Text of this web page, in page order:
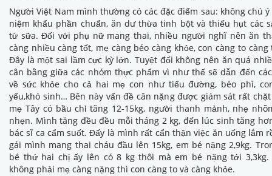
Người Việt Nam mình thường có các đặc điểm sau: không chú
niệm khẩu phần chuẩn, ăn dư thừa tinh bột và thiếu hụt các
từ sữa. Đối với phụ nữ mang thai, nhiều người nghĩ nên ăn
càng nhiều càng tốt, mẹ càng béo càng khỏe, con càng to càng
Đây là một sai lầm cực kỳ lớn. Tuyệt đối không nên ăn quá
cân bằng giữa các nhóm thực phẩm vì như thế sẽ dẫn đến
về sức khỏe cho cả hai mẹ con như tiểu đường, béo phì,
yếu,khó sinh… Bên này vấn đề cân nặng được giám sát rất chặt
mẹ Tây có bầu chỉ tăng 12-15kg, người thanh mảnh, nhẹ
nhẹn. Mình tăng đều đều mỗi tháng 2 kg, đến lúc sinh tăng
bác sĩ ca cẩm suốt. Đấy là mình rất cẩn thận việc ăn uống lắm
gái mình mang thai cháu đầu lên 15kg, em bé nặng 2,9kg.
bé thứ hai chị ấy lên có 8 kg thôi mà em bé nặng tới 3,3kg.
không phải mẹ càng nặng thì con càng to và càng khỏe.